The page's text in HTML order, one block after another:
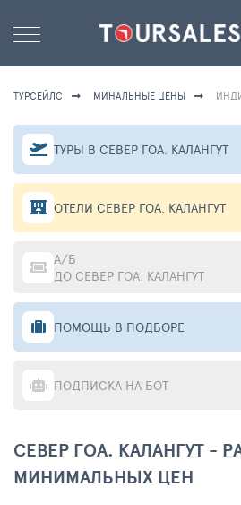
ТУРСЕЙЛС МИНАЛЬНЫЕ ЦЕНЫ
ТУРЫ В СЕВЕР ГОА. КАЛАНГУТ
ОТЕЛИ СЕВЕР ГОА. КАЛАНГУТ
А/Б
ДО СЕВЕР ГОА. КАЛАНГУТ
ПОМОЩЬ В ПОДБОРЕ
ПОДПИСКА НА БОТ
СЕВЕР ГОА. КАЛАНГУТ -
МИНИМАЛЬНЫХ ЦЕН